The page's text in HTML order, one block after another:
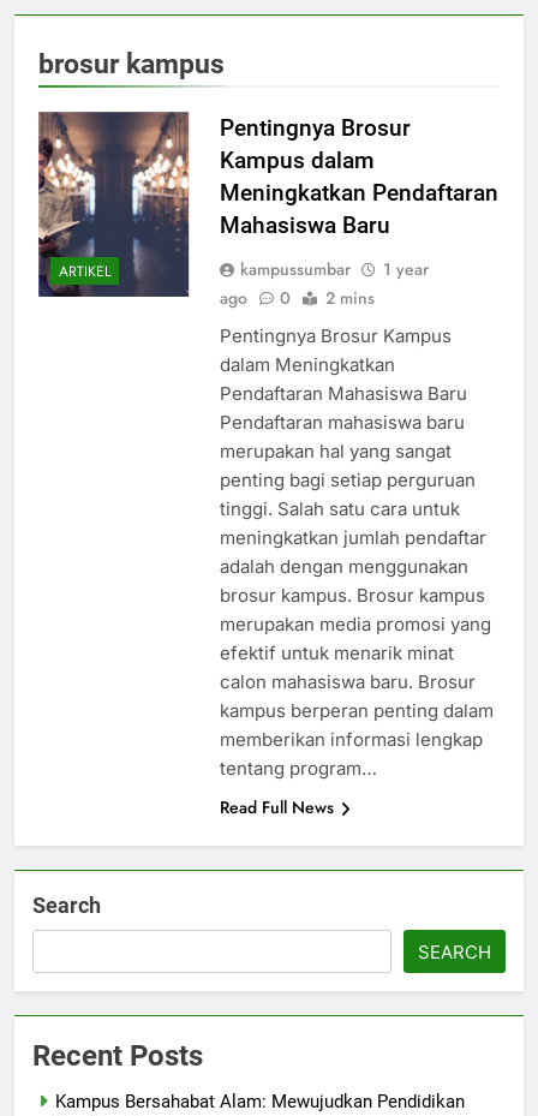
brosur kampus
ARTIKEL
Pentingnya Brosur
Kampus dalam
Meningkatkan Pendaftaran
Mahasiswa Baru
kampussumbar
1 year
ago
0 2 mins
Pentingnya Brosur Kampus
dalam Meningkatkan
Pendaftaran Mahasiswa Baru
Pendaftaran mahasiswa baru
merupakan hal yang sangat
penting bagi setiap perguruan
tinggi. Salah satu cara untuk
meningkatkan jumlah pendaftar
adalah dengan menggunakan
brosur kampus. Brosur kampus
merupakan media promosi yang
efektif untuk menarik minat
calon mahasiswa baru. Brosur
kampus berperan penting dalam
memberikan informasi lengkap
tentang program…
Read Full News
Search
SEARCH
Recent Posts
Kampus Bersahabat Alam: Mewujudkan Pendidikan